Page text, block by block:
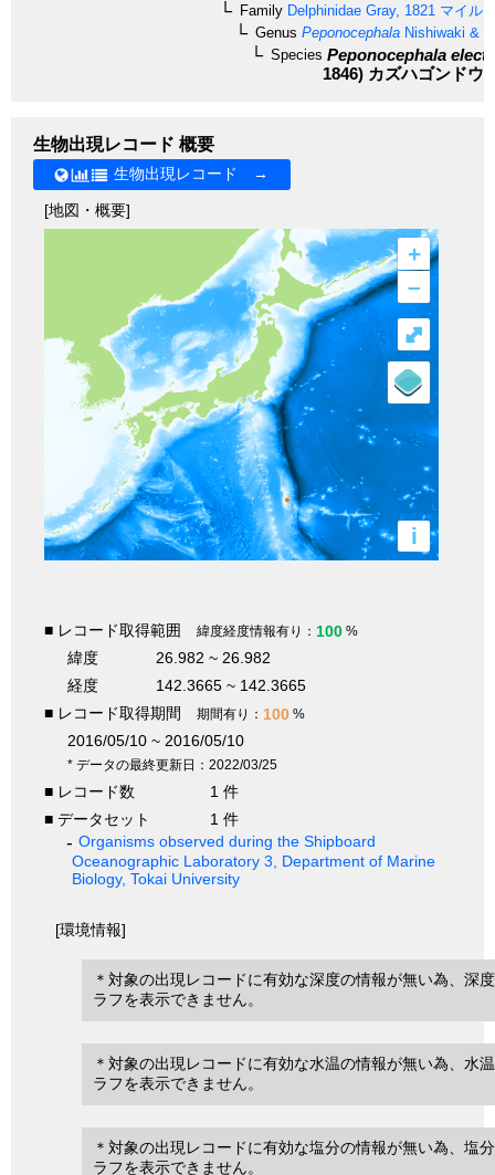
Family Delphinidae Gray, 1821 マイル
Genus Peponocephala Nishiwaki &
Species Peponocephala
1846) カズハゴンドウ
生物出現レコード 概要
生物出現レコード →
[地図・概要]
+
–
i
⤢
■ レコード取得範囲 緯度経度情報有り： 100 %
緯度
26.982 ~ 26.982
経度
142.3665 ~ 142.3665
■ レコード取得期間
期間有り： 100 %
2016/05/10 ~ 2016/05/10
* データの最終更新日：2022/03/25
■ レコード数
1 件
■ データセット
1 件
Organisms observed during the Shipboard
Oceanographic Laboratory 3, Department of Marine
Biology, Tokai University
[環境情報]
＊対象の出現レコードに有効な深度の情報が無い為、深
ラフを表示できません。
＊対象の出現レコードに有効な水温の情報が無い為、水
ラフを表示できません。
＊対象の出現レコードに有効な塩分の情報が無い為、塩
ラフを表示できません。